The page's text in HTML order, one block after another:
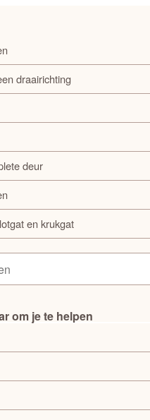
draairichting
deur
en krukgat
om je te helpen